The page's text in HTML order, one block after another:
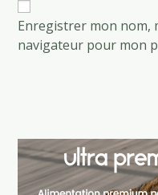
site
(facultatif)
Enregistrer mon nom,
navigateur pour mon